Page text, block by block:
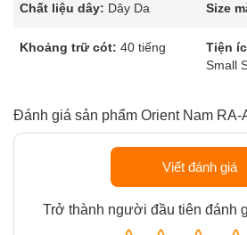
Chất liệu dây: Dây Da Size
Khoảng trữ cót: 40 tiếng Tiện
Small
Đánh giá sản phẩm Orient Nam RA-
Viết đánh giá
Trở thành người đầu tiên đánh